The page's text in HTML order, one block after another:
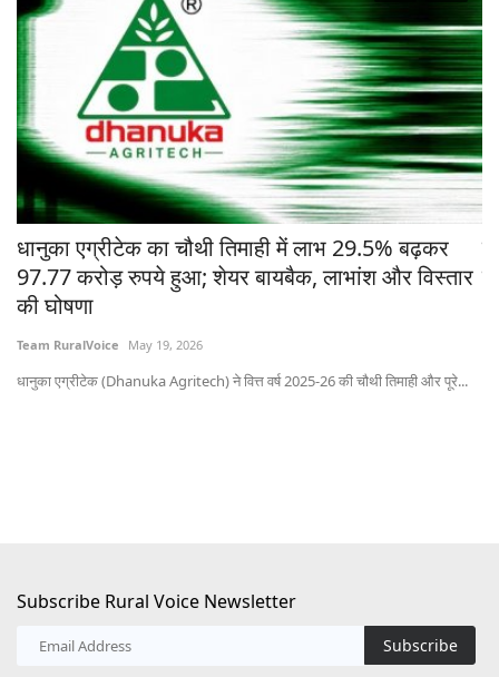
धानुका एग्रीटेक का चौथी तिमाही में लाभ 29.5% बढ़कर
97.77 करोड़ रुपये हुआ; शेयर बायबैक, लाभांश और विस्तार
की घोषणा
Team RuralVoice May 19, 2026
धानुका एग्रीटेक (Dhanuka Agritech) ने वित्त वर्ष 2025-26 की चौथी तिमाही और पूरे...
Subscribe Rural Voice Newsletter
Subscribe